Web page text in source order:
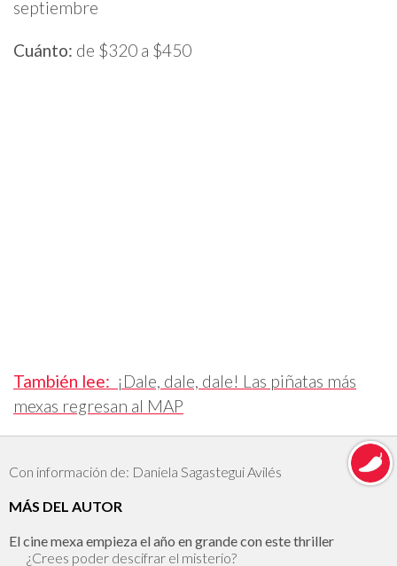
septiembre
Cuánto: de $320 a $450
También lee: ¡Dale, dale, dale! Las piñatas más
mexas regresan al MAP
Con información de: Daniela Sagastegui Avilés
MÁS DEL AUTOR
El cine mexa empieza el año en grande con este thriller
¿Crees poder descifrar el misterio?